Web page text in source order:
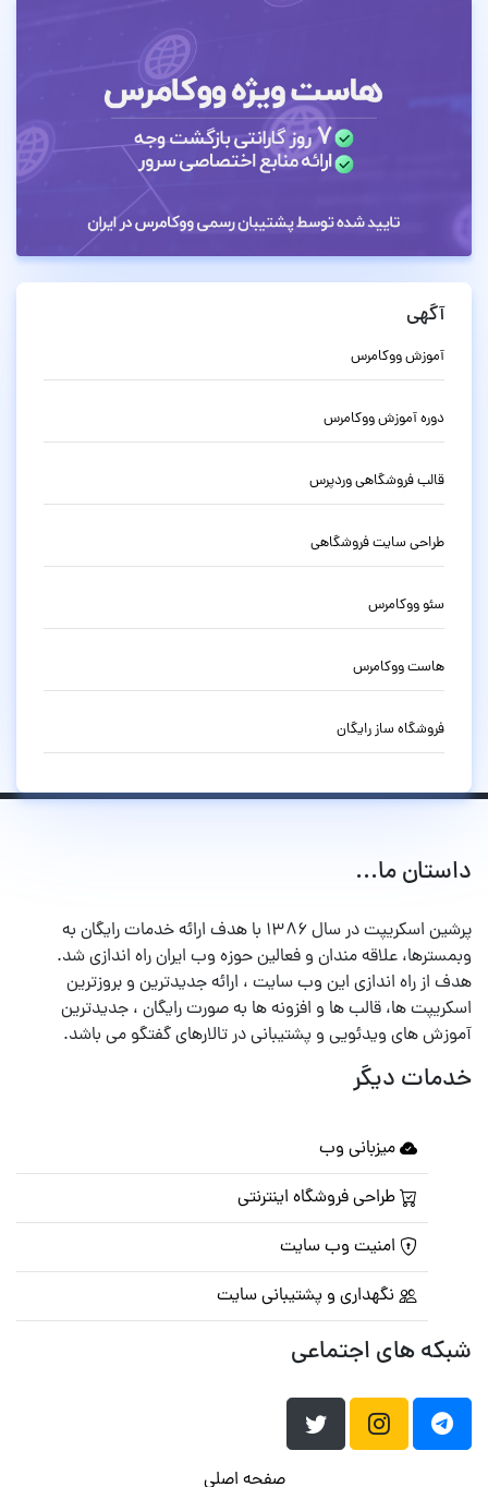
آگهی
آموزش ووکامرس
دوره آموزش ووکامرس
قالب فروشگاهی وردپرس
طراحی سایت فروشگاهی
سئو ووکامرس
هاست ووکامرس
فروشگاه ساز رایگان
داستان ما...
پرشین اسکریپت در سال ۱۳۸۶ با هدف ارائه خدمات رایگان به
وبمسترها، علاقه مندان و فعالین حوزه وب ایران راه اندازی شد.
هدف از راه اندازی این وب سایت ، ارائه جدیدترین و بروزترین
اسکریپت ها، قالب ها و افزونه ها به صورت رایگان ، جدیدترین
آموزش های ویدئویی و پشتیبانی در تالارهای گفتگو می باشد.
خدمات دیگر
میزبانی وب
طراحی فروشگاه اینترنتی
امنیت وب سایت
نگهداری و پشتیبانی سایت
شبکه های اجتماعی
صفحه اصلی